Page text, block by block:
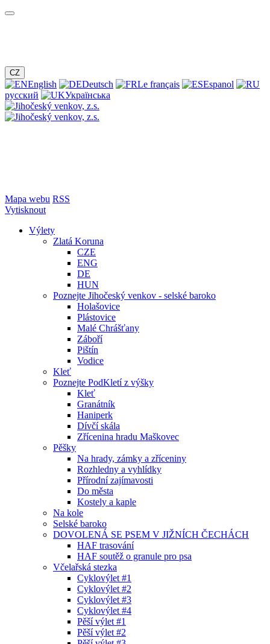
CZ
English Deutsch Le français
Espanol
русский
Українська
Mapa webu RSS
Vytisknout
Výlety
Zlatá Koruna
CZE
ENG
DE
HUN
Poznejte Jihočeský venkov - selské baroko
Holašovice
Plástovice
Malé Chrášťany
Záboří
Pištín
Vodice
Kleť
Poznejte PodKletí z výšky
Kleť
Granátník
Haniperk
Dívčí skála
Zřícenina hradu Maškovec
Pěšky
Na hrady, zámky a zříceniny
Rozhledny a vyhlídky
Přírodní zajímavosti
Do města
Kostely a kaple
Na kole
Selské baroko
DOVOLENÁ SE PSEM V JIŽNÍCH ČECHÁCH
HAF trasování
HAF soutěž o granule pro psa
Včelařská stezka
Cyklovýlet #1
Cyklovýlet #2
Cyklovýlet #3
Cyklovýlet #4
Pěší výlet #1
Pěší výlet #2